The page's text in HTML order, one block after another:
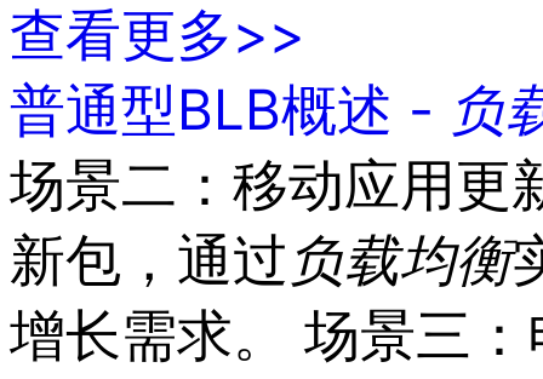
查看更多>>
普通型BLB概述 - 负
场景二：移动应用更
新包，通过负载均衡
增长需求。 场景三